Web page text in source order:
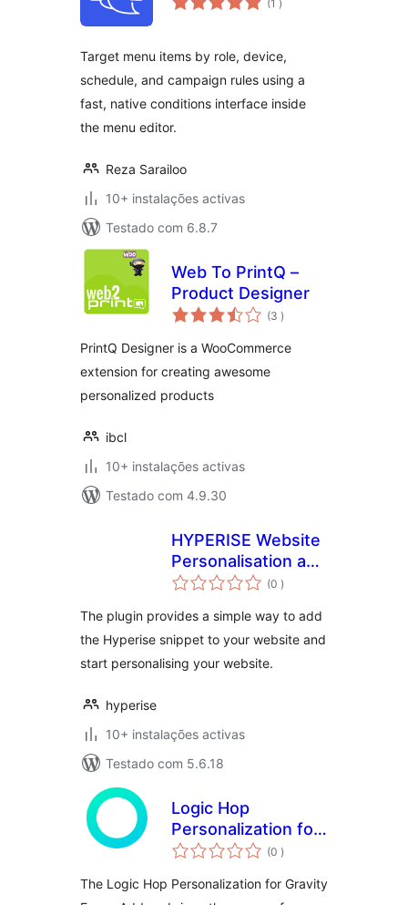
(1 )
Target menu items by role, device,
schedule, and campaign rules using a
fast, native conditions interface inside
the menu editor.
Reza Sarailoo
10+ instalações activas
Testado com 6.8.7
Web To PrintQ –
Product Designer
(3 classificações
)
PrintQ Designer is a WooCommerce
extension for creating awesome
personalized products
ibcl
10+ instalações activas
Testado com 4.9.30
HYPERISE Website
Personalisation and
OpenGraph
previews
(0 classificações
)
The plugin provides a simple way to add
the Hyperise snippet to your website and
start personalising your website.
hyperise
10+ instalações activas
Testado com 5.6.18
Logic Hop
Personalization for
Gravity Forms Add-
(0 classificações
)
The Logic Hop Personalization for Gravity